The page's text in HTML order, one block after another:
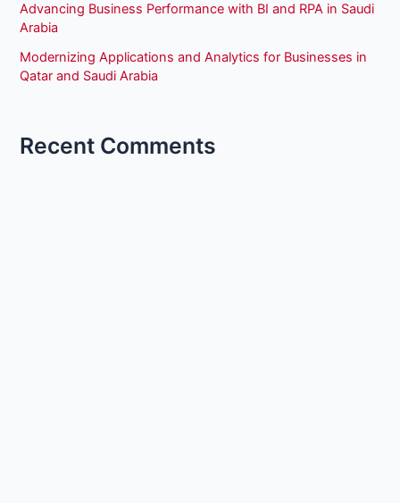
Advancing Business Performance with BI and RPA in Saudi
Arabia
Modernizing Applications and Analytics for Businesses in
Qatar and Saudi Arabia
Recent Comments